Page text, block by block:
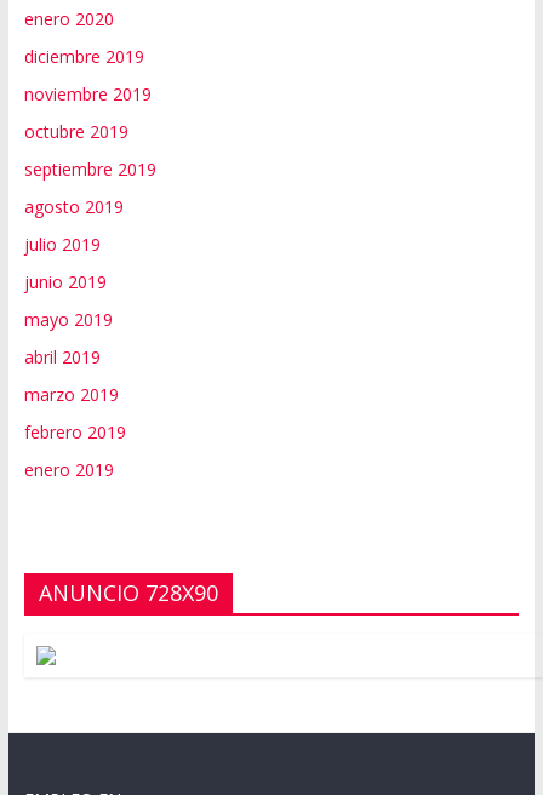
enero 2020
diciembre 2019
noviembre 2019
octubre 2019
septiembre 2019
agosto 2019
julio 2019
junio 2019
mayo 2019
abril 2019
marzo 2019
febrero 2019
enero 2019
ANUNCIO 728X90